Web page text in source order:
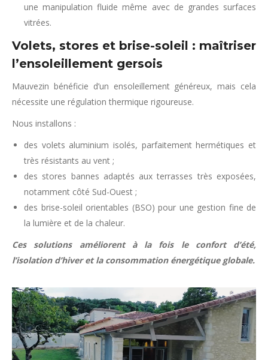
une manipulation fluide même avec de grandes surfaces
vitrées.
Volets, stores et brise-soleil : maîtriser
l’ensoleillement gersois
Mauvezin bénéficie d’un ensoleillement généreux, mais cela
nécessite une régulation thermique rigoureuse.
Nous installons :
des volets aluminium isolés, parfaitement hermétiques et
très résistants au vent ;
des stores bannes adaptés aux terrasses très exposées,
notamment côté Sud-Ouest ;
des brise-soleil orientables (BSO) pour une gestion fine de
la lumière et de la chaleur.
Ces solutions améliorent à la fois le confort d’été,
l’isolation d’hiver et la consommation énergétique globale.